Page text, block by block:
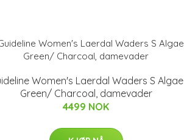
Women's Laerdal Waders S Algae
Green/ Charcoal, damevader
4499 NOK